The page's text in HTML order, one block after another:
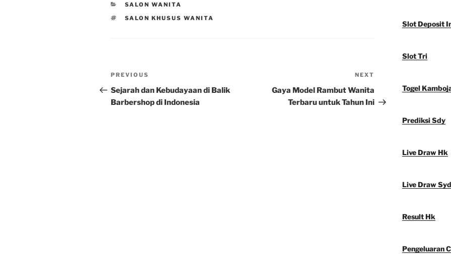
CATEGORIES
SALON WANITA
TAGS
SALON KHUSUS WANITA
Post
navigation
Previous
Post
PREVIOUS
Sejarah dan Kebudayaan di Balik
Barbershop di Indonesia
NEXT
Gaya Model Rambut Wanita
Terbaru untuk Tahun Ini
Slot Deposit
Slot Tri
Togel
Prediksi Sdy
Live Draw Hk
Live Draw
Result Hk
Pengeluaran